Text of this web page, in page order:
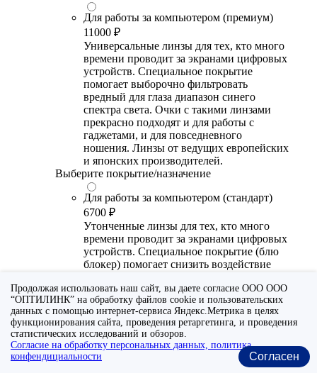
Для работы за компьютером (премиум)
11000 ₽
Универсальные линзы для тех, кто много
времени проводит за экранами цифровых
устройств. Специальное покрытие
помогает выборочно фильтровать
вредный для глаза диапазон синего
спектра света. Очки с такими линзами
прекрасно подходят и для работы с
гаджетами, и для повседневного
ношения. Линзы от ведущих европейских
и японских производителей.
Выберите покрытие/назначение
Для работы за компьютером (стандарт)
6700 ₽
Утонченные линзы для тех, кто много
времени проводит за экранами цифровых
устройств. Специальное покрытие (блю
блокер) помогает снизить воздействие
Рекомендуются для использования во
время работы с гаджетами, не для
постоянного ношения. Линзы
производства Сербии или Ю.-В. Азии.
Для работы за компьютером (премиум)
Продолжая использовать наш сайт, вы даете согласие ООО ООО
“ОПТИЛИНК” на обработку файлов cookie и пользовательских
данных с помощью интернет-сервиса Яндекс.Метрика в целях
функционирования сайта, проведения ретаргетинга, и проведения
статистических исследований и обзоров.
Согласие на обработку персональных данных, политика
конфендициальности
Согласен